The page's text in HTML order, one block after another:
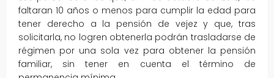
faltaran 10 años o menos para cumplir la edad para
tener derecho a la pensión de vejez y que, tras
solicitarla, no logren obtenerla podrán trasladarse de
régimen por una sola vez para obtener la pensión
familiar, sin tener en cuenta el término de